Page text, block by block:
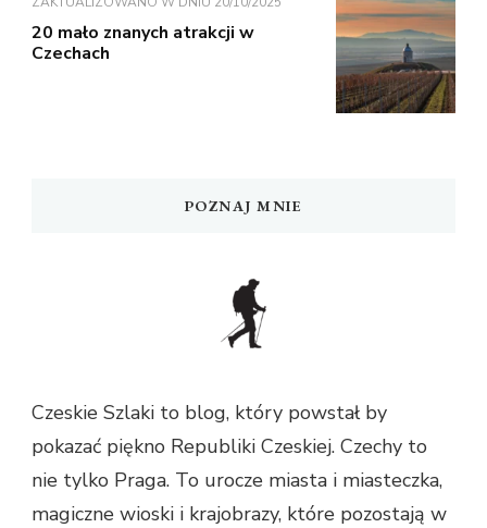
20 mało znanych atrakcji w
Czechach
POZNAJ MNIE
Czeskie Szlaki to blog, który powstał by
pokazać piękno Republiki Czeskiej. Czechy to
nie tylko Praga. To urocze miasta i miasteczka,
magiczne wioski i krajobrazy, które pozostają w